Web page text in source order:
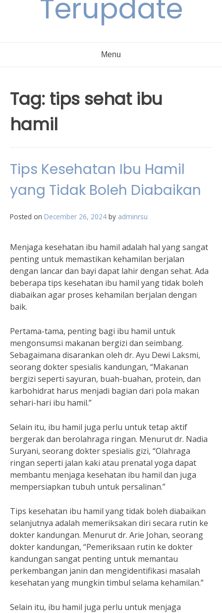
Terupdate
Menu
Tag: tips sehat ibu
hamil
Tips Kesehatan Ibu Hamil
yang Tidak Boleh Diabaikan
Posted on December 26, 2024 by adminrsu
Menjaga kesehatan ibu hamil adalah hal yang sangat
penting untuk memastikan kehamilan berjalan
dengan lancar dan bayi dapat lahir dengan sehat. Ada
beberapa tips kesehatan ibu hamil yang tidak boleh
diabaikan agar proses kehamilan berjalan dengan
baik.
Pertama-tama, penting bagi ibu hamil untuk
mengonsumsi makanan bergizi dan seimbang.
Sebagaimana disarankan oleh dr. Ayu Dewi Laksmi,
seorang dokter spesialis kandungan, “Makanan
bergizi seperti sayuran, buah-buahan, protein, dan
karbohidrat harus menjadi bagian dari pola makan
sehari-hari ibu hamil.”
Selain itu, ibu hamil juga perlu untuk tetap aktif
bergerak dan berolahraga ringan. Menurut dr. Nadia
Suryani, seorang dokter spesialis gizi, “Olahraga
ringan seperti jalan kaki atau prenatal yoga dapat
membantu menjaga kesehatan ibu hamil dan juga
mempersiapkan tubuh untuk persalinan.”
Tips kesehatan ibu hamil yang tidak boleh diabaikan
selanjutnya adalah memeriksakan diri secara rutin ke
dokter kandungan. Menurut dr. Arie Johan, seorang
dokter kandungan, “Pemeriksaan rutin ke dokter
kandungan sangat penting untuk memantau
perkembangan janin dan mengidentifikasi masalah
kesehatan yang mungkin timbul selama kehamilan.”
Selain itu, ibu hamil juga perlu untuk menjaga